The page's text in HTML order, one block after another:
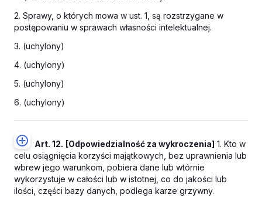
2. Sprawy, o których mowa w ust. 1, są rozstrzygane w
postępowaniu w sprawach własności intelektualnej.
3. (uchylony)
4. (uchylony)
5. (uchylony)
6. (uchylony)
Art. 12. [Odpowiedzialność za wykroczenia] 1. Kto w
celu osiągnięcia korzyści majątkowych, bez uprawnienia lub
wbrew jego warunkom, pobiera dane lub wtórnie
wykorzystuje w całości lub w istotnej, co do jakości lub
ilości, części bazy danych, podlega karze grzywny.